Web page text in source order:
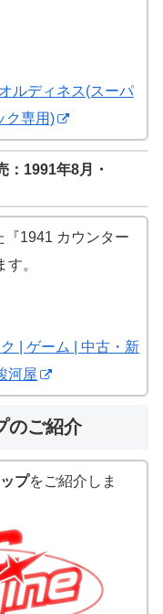
ルディネス(スーパ
ク専用)
：1991年8月・
1941 カウンター
。
| ゲーム | 中古・新
河屋
のご紹介
プをご紹介しま